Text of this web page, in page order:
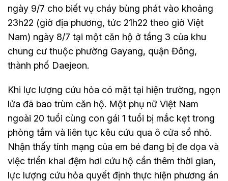
ngày 9/7 cho biết vụ cháy bùng phát vào khoảng
23h22 (giờ địa phương, tức 21h22 theo giờ Việt
Nam) ngày 8/7 tại một căn hộ ở tầng 3 của khu
chung cư thuộc phường Gayang, quận Đông,
thành phố Daejeon.
Khi lực lượng cứu hỏa có mặt tại hiện trường, ngọn
lửa đã bao trùm căn hộ. Một phụ nữ Việt Nam
ngoài 20 tuổi cùng con gái 1 tuổi bị mắc kẹt trong
phòng tắm và liên tục kêu cứu qua ô cửa sổ nhỏ.
Nhận thấy tính mạng của em bé đang bị đe dọa và
việc triển khai đệm hơi cứu hộ cần thêm thời gian,
lực lượng cứu hỏa quyết định thực hiện phương án